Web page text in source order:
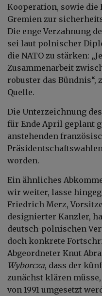
Kooperation, sowie
Gremien zur
Die enge Verzahnung
sei laut polnischer
die NATO zu stärken:
Zusammenarbeit
robuster das
Quelle.
Die Unterzeichnung
für Ende April geplant
anstehenden
worden.
Ein ähnliches
wir weiter, lasse
Friedrich Merz,
designierter Kanzler,
deutsch-polnischen
doch konkrete
Abgeordneter Knut
Wyborcza, dass der
zunächst klären
von 1991 umgesetzt